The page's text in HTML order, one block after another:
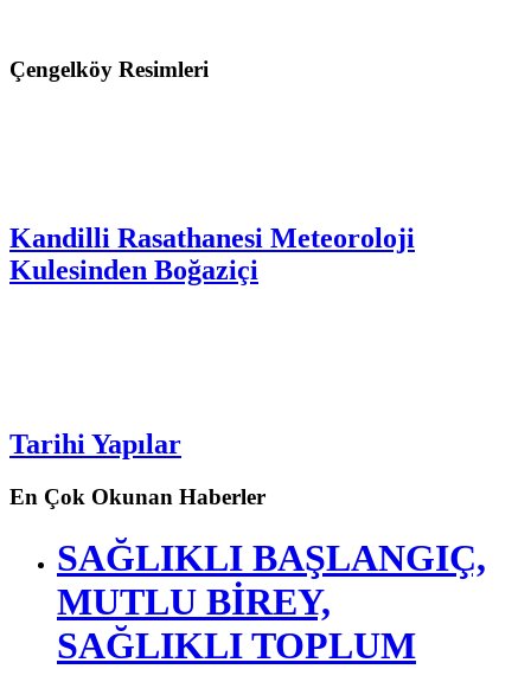
Çengelköy Resimleri
Kandilli Rasathanesi Meteoroloji
Kulesinden Boğaziçi
Tarihi Yapılar
En Çok Okunan Haberler
SAĞLIKLI BAŞLANGIÇ,
MUTLU BİREY,
SAĞLIKLI TOPLUM